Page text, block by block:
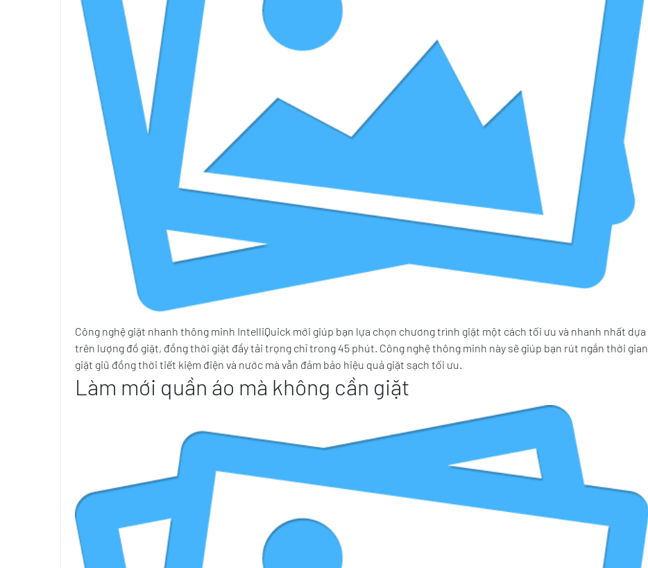
Công nghệ giặt nhanh thông minh IntelliQuick mới giúp bạn lựa chọn chương trình giặt một cách tối ưu và nhanh nhất dựa
trên lượng đồ giặt, đồng thời giặt đầy tải trọng chỉ trong 45 phút. Công nghệ thông minh này sẽ giúp bạn rút ngắn thời gian
giặt giũ đồng thời tiết kiệm điện và nước mà vẫn đảm bảo hiệu quả giặt sạch tối ưu.
Làm mới quần áo mà không cần giặt